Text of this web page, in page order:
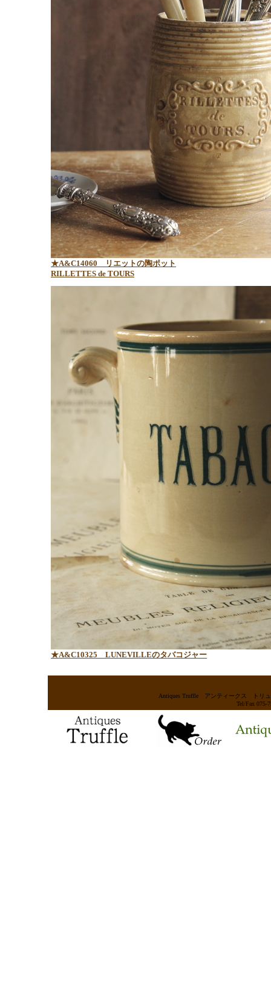
★A&C14060 リエットの陶ポット
RILLETTES de TOURS
★A&C10325 LUNEVILLEのタバコジャー
Antiques Truffle アンティークス ト
Tel/Fax